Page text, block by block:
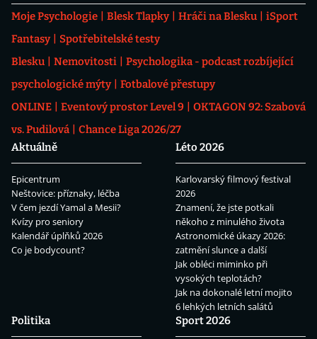
Moje Psychologie Blesk Tlapky Hráči na Blesku
iSport
Fantasy
Spotřebitelské testy
Blesku
Nemovitosti
Psychologika - podcast rozbíjející
psychologické mýty
Fotbalové přestupy
ONLINE
Eventový prostor Level 9
OKTAGON 92: Szabová
vs. Pudilová
Chance Liga 2026/27
Aktuálně
Epicentrum
Neštovice: příznaky, léčba
V čem jezdí Yamal a Mesii?
Kvízy pro seniory
Kalendář úplňků 2026
Co je bodycount?
Léto 2026
Karlovarský filmový festival
2026
Znamení, že jste potkali
někoho z minulého života
Astronomické úkazy 2026:
zatmění slunce a další
Jak obléci miminko při
vysokých teplotách?
Jak na dokonalé letní mojito
6 lehkých letních salátů
Politika
Sport 2026